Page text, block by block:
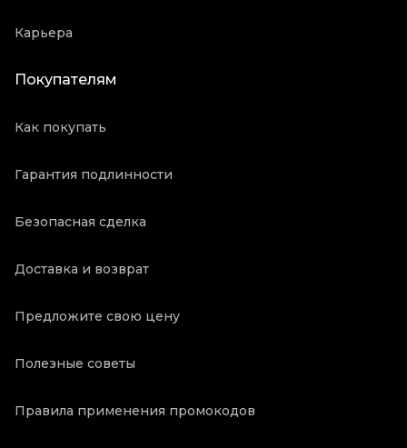
Карьера
Покупателям
Как покупать
Гарантия подлинности
Безопасная сделка
Доставка и возврат
Предложите свою цену
Полезные советы
Правила применения промокодов